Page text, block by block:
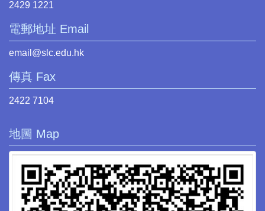
2429 1221
電郵地址 Email
email@slc.edu.hk
傳真 Fax
2422 7104
地圖 Map